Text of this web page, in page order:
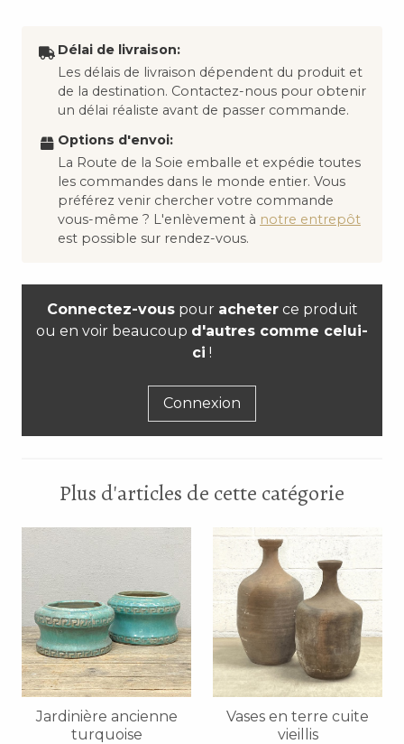
Délai de livraison:
Les délais de livraison dépendent du produit et
de la destination. Contactez-nous pour obtenir
un délai réaliste avant de passer commande.
Options d'envoi:
La Route de la Soie emballe et expédie toutes
les commandes dans le monde entier. Vous
préférez venir chercher votre commande
vous-même ? L'enlèvement à notre entrepôt
est possible sur rendez-vous.
Connectez-vouspour acheterce produit
ou en voir beaucoup d'autres comme celui-
ci !
Connexion
Plus d'articles de cette catégorie
Jardinière ancienne
turquoise
Vases en terre cuite
vieillis